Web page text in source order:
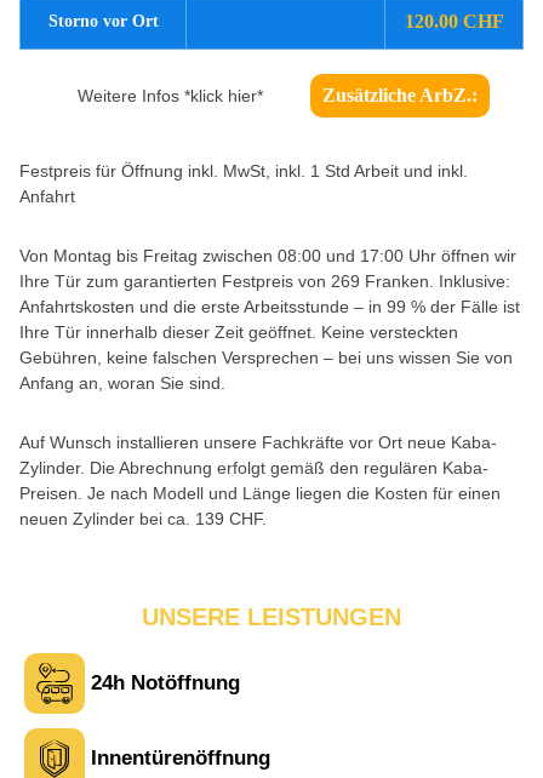
Storno vor Ort 120.00 CHF
Weitere Infos *klick hier* Zusätzliche ArbZ.:
Festpreis für Öffnung inkl. MwSt, inkl. 1 Std Arbeit und inkl.
Anfahrt
Von Montag bis Freitag zwischen 08:00 und 17:00 Uhr öffnen wir
Ihre Tür zum garantierten Festpreis von 269 Franken. Inklusive:
Anfahrtskosten und die erste Arbeitsstunde – in 99 % der Fälle ist
Ihre Tür innerhalb dieser Zeit geöffnet. Keine versteckten
Gebühren, keine falschen Versprechen – bei uns wissen Sie von
Anfang an, woran Sie sind.
Auf Wunsch installieren unsere Fachkräfte vor Ort neue Kaba-
Zylinder. Die Abrechnung erfolgt gemäß den regulären Kaba-
Preisen. Je nach Modell und Länge liegen die Kosten für einen
neuen Zylinder bei ca. 139 CHF.
UNSERE LEISTUNGEN
24h Notöffnung
Innentürenöffnung
L Laura M. aus Zürich
Sehr freundlich am Telefon und vor Ort. Die Türöffnung ging
T